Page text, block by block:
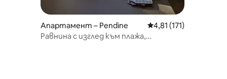
Апартамент – Pendine Средна оценка: 4,81
4,81 (171)
Равнина с изглед към плажа,